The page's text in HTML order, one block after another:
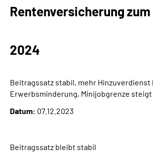
Klinikverbund
Presse
Leichte Sprache
Rentenversicherung zum
2024
Beitragssatz stabil, mehr Hinzuverdienst
Erwerbsminderung, Minijobgrenze steigt
Datum: 07.12.2023
Beitragssatz bleibt stabil